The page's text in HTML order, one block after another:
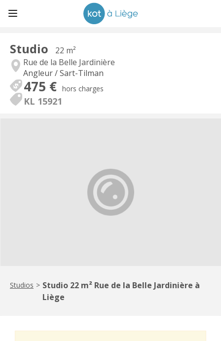
Studio
22 m²
Rue de la Belle Jardinière
Angleur / Sart-Tilman
475 € hors charges
KL 15921
Studios > Studio 22 m² Rue de la Belle Jardinière à
Liège